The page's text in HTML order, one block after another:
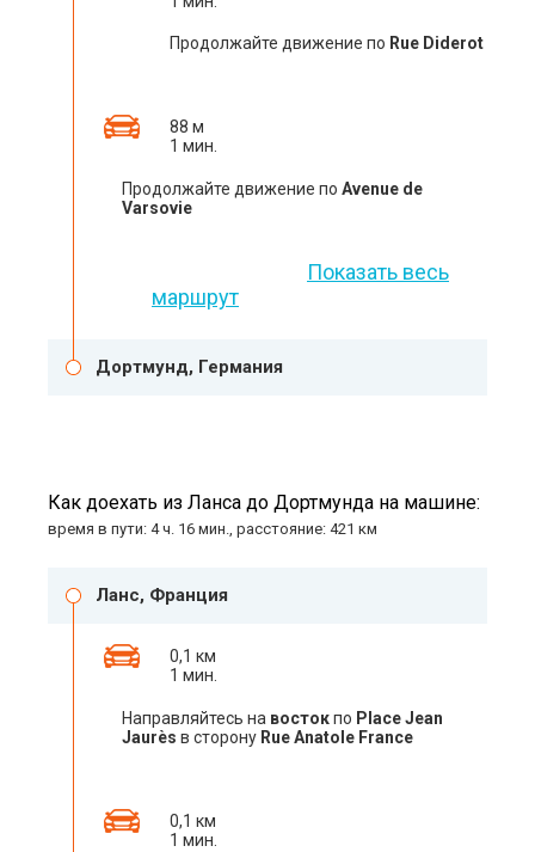
Продолжайте движение по Rue Diderot
88 м
1 мин.
Продолжайте движение по Avenue de
Varsovie
Показать весь
маршрут
Дортмунд, Германия
Как доехать из Ланса до Дортмунда на машине:
время в пути: 4 ч. 16 мин., расстояние: 421 км
Ланс, Франция
0,1 км
1 мин.
Направляйтесь на востокпо Place Jean
Jaurès в сторону Rue Anatole France
0,1 км
1 мин.